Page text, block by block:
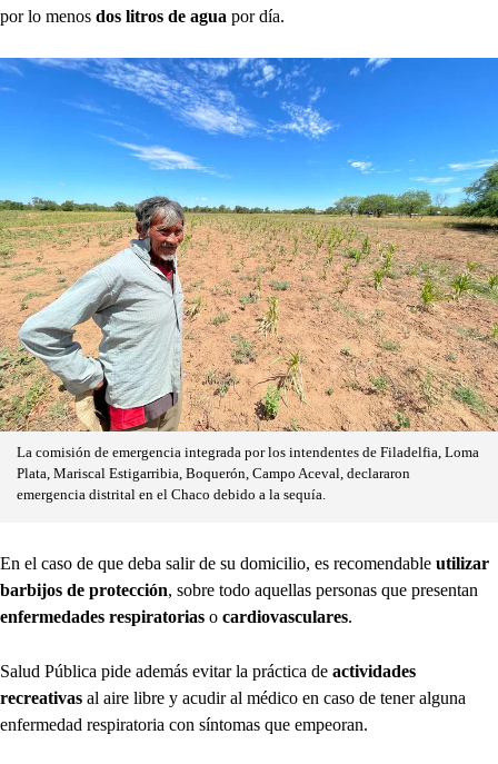
por lo menos dos litros de agua por día.
La comisión de emergencia integrada por los intendentes de Filadelfia, Loma
Plata, Mariscal Estigarribia, Boquerón, Campo Aceval, declararon
emergencia distrital en el Chaco debido a la sequía.
En el caso de que deba salir de su domicilio, es recomendable utilizar
barbijos de protección, sobre todo aquellas personas que presentan
enfermedades respiratorias o cardiovasculares.
Salud Pública pide además evitar la práctica de actividades
recreativas al aire libre y acudir al médico en caso de tener alguna
enfermedad respiratoria con síntomas que empeoran.